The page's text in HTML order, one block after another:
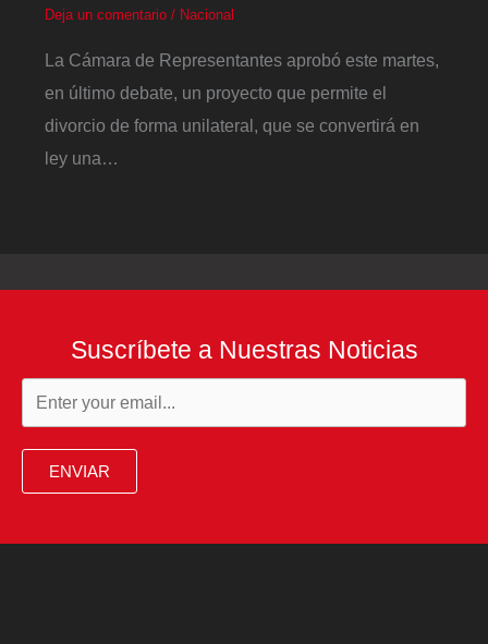
Deja un comentario / Nacional
La Cámara de Representantes aprobó este martes,
en último debate, un proyecto que permite el
divorcio de forma unilateral, que se convertirá en
ley una…
Suscríbete a Nuestras Noticias
ENVIAR